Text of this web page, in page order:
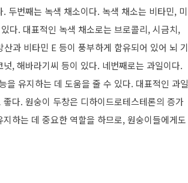
두번째는 녹색 채소이다. 녹색 채소는 비타민, 미
다. 대표적인 녹색 채소로는 브로콜리, 시금치,
과 비타민 E 등이 풍부하게 함유되어 있어 뇌 기
, 해바라기씨 등이 있다. 네번째로는 과일이다.
을 유지하는 데 도움을 줄 수 있다. 대표적인 과일
다. 원숭이 두창은 디하이드로테스테론의 증가
하는 데 중요한 역할을 하므로, 원숭이들에게도